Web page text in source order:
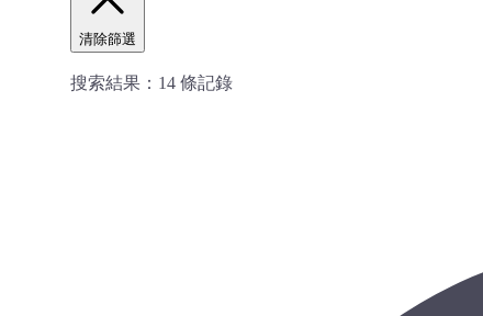
清除篩選
搜索結果： 14 條記錄